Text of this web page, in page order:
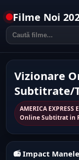
Filme Noi
Vizionare
Subtitrate/
AMERICA EXPRESS
Online Subtitrat in
📻 Impact Manele